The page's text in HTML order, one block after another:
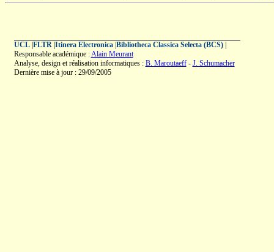
UCL| FLTR| Itinera Electronica| Bibliotheca Classica Selecta (BCS)|
Responsable académique :Alain Meurant
Analyse, design et réalisation informatiques : B. Maroutaeff- J. Schumacher
Dernière mise à jour : 29/09/2005